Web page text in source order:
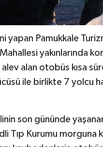
yapan Pamukkale
yakınlarında
alev alan otobüs kısa
ile birlikte 7 yolcu
son gününde
Tıp Kurumu morguna